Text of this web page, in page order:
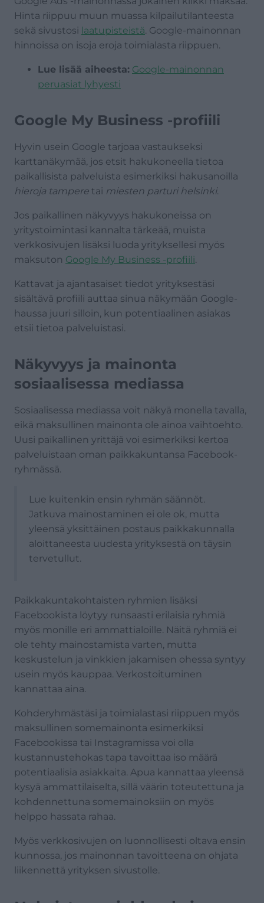
Hinta riippuu muun muassa kilpailutilanteesta
sekä sivustosi laatupisteistä. Google-mainonnan
hinnoissa on isoja eroja toimialasta riippuen.
Lue lisää aiheesta: Google-mainonnan
peruasiat lyhyesti
Google My Business -profiili
Hyvin usein Google tarjoaa vastaukseksi
karttanäkymää, jos etsit hakukoneella tietoa
paikallisista palveluista esimerkiksi hakusanoilla
hieroja tampere tai miesten parturi helsinki.
Jos paikallinen näkyvyys hakukoneissa on
yritystoimintasi kannalta tärkeää, muista
verkkosivujen lisäksi luoda yrityksellesi myös
maksuton Google My Business -profiili.
Kattavat ja ajantasaiset tiedot yrityksestäsi
sisältävä profiili auttaa sinua näkymään Google-
haussa juuri silloin, kun potentiaalinen asiakas
etsii tietoa palveluistasi.
Näkyvyys ja mainonta
sosiaalisessa mediassa
Sosiaalisessa mediassa voit näkyä monella tavalla,
eikä maksullinen mainonta ole ainoa vaihtoehto.
Uusi paikallinen yrittäjä voi esimerkiksi kertoa
palveluistaan oman paikkakuntansa Facebook-
ryhmässä.
Lue kuitenkin ensin ryhmän säännöt.
Jatkuva mainostaminen ei ole ok, mutta
yleensä yksittäinen postaus paikkakunnalla
aloittaneesta uudesta yrityksestä on täysin
tervetullut.
Paikkakuntakohtaisten ryhmien lisäksi
Facebookista löytyy runsaasti erilaisia ryhmiä
myös monille eri ammattialoille. Näitä ryhmiä ei
ole tehty mainostamista varten, mutta
keskustelun ja vinkkien jakamisen ohessa syntyy
usein myös kauppaa. Verkostoituminen
kannattaa aina.
Kohderyhmästäsi ja toimialastasi riippuen myös
maksullinen somemainonta esimerkiksi
Facebookissa tai Instagramissa voi olla
kustannustehokas tapa tavoittaa iso määrä
potentiaalisia asiakkaita. Apua kannattaa yleensä
kysyä ammattilaiselta, sillä väärin toteutettuna ja
kohdennettuna somemainoksiin on myös
helppo hassata rahaa.
Myös verkkosivujen on luonnollisesti oltava ensin
kunnossa, jos mainonnan tavoitteena on ohjata
liikennettä yrityksen sivustolle.